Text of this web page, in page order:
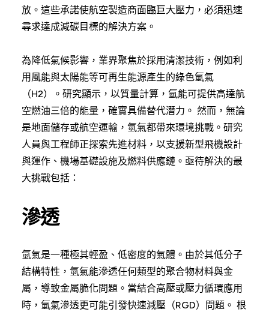
放。這些承諾使航空製造商面臨巨大壓力，必須迅速
尋求達成減碳目標的解決方案。
為降低氣候影響，業界聚焦於採用清潔技術，例如利
用風能與太陽能等可再生能源產生的綠色氫氣
（H2）。研究顯示，以質量計算，氫能可提供高達航
空燃油三倍的能量，確實具備替代潛力。 然而，無論
是地面儲存或航空運輸，氫氣都帶來環境挑戰。研究
人員與工程師正探索先進材料，以支援新型飛機設計
與運作、機場基礎設施及燃料供應鏈。亟待解決的最
大挑戰包括：
滲透
氫氣是一種極其輕盈、低密度的氣體。由於其低分子
結構特性，氫氣能滲透任何類型的聚合物材料與金
屬，導致金屬脆化問題。當結合高壓或壓力循環應用
時，氫氣滲透更可能引發快速減壓（RGD）問題。 根